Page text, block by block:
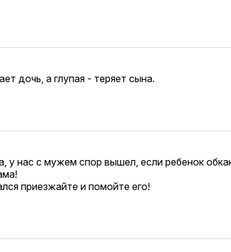
дочь, а глупая - теряет сына.
у нас с мужем спор вышел, если ребенок
приезжайте и помойте его!